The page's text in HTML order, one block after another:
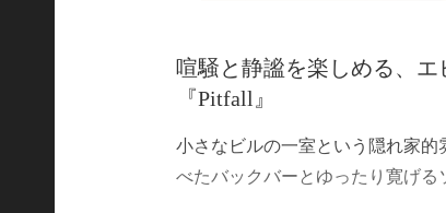
喧騒と静謐を楽しめる、
『Pitfall』
小さなビルの一室という隠れ家
べたバックバーとゆったり寛げる